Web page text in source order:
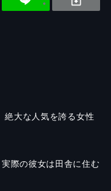
絶大な人気を誇る女性
際の彼女は田舎に住む